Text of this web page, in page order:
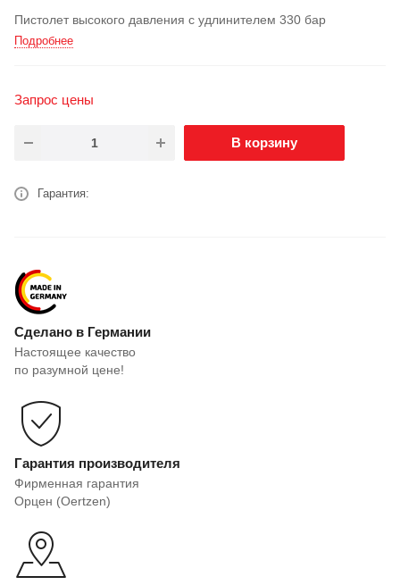
Пистолет высокого давления с удлинителем 330 бар
Подробнее
Запрос цены
В корзину
Гарантия:
Сделано в Германии
Настоящее качество
по разумной цене!
Гарантия производителя
Фирменная гарантия
Орцен (Oertzen)